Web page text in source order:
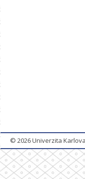
© 2026Univerzita